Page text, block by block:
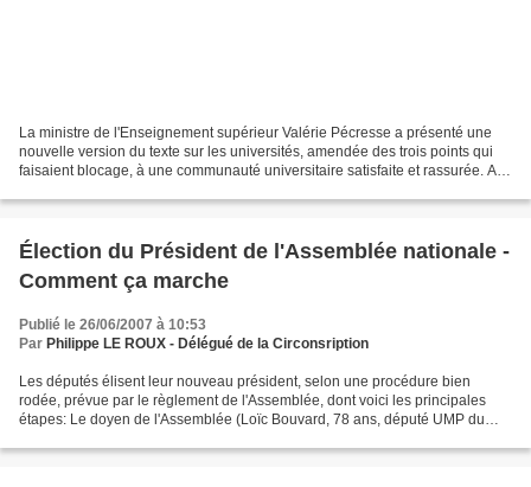
La ministre de l'Enseignement supérieur Valérie Pécresse a présenté une
nouvelle version du texte sur les universités, amendée des trois points qui
faisaient blocage, à une communauté universitaire satisfaite et rassurée. A
Élection du Président de l'Assemblée nationale -
Comment ça marche
Publié le 26/06/2007 à 10:53
Par Philippe LE ROUX - Délégué de la Circonsription
Les députés élisent leur nouveau président, selon une procédure bien
rodée, prévue par le règlement de l'Assemblée, dont voici les principales
étapes: Le doyen de l'Assemblée (Loïc Bouvard, 78 ans, député UMP du